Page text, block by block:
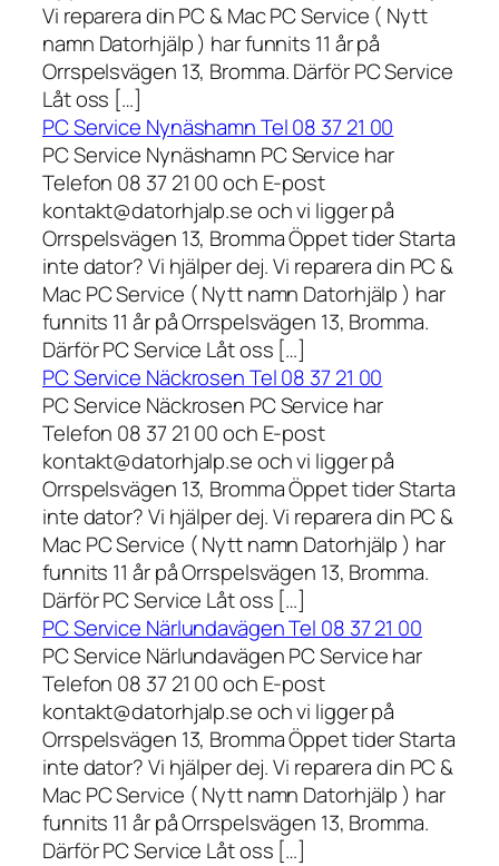
Vi reparera din PC & Mac PC Service ( Nytt
namn Datorhjälp ) har funnits 11 år på
Orrspelsvägen 13, Bromma. Därför PC Service
Låt oss […]
PC Service Nynäshamn Tel 08 37 21 00
PC Service Nynäshamn PC Service har
Telefon 08 37 21 00 och E-post
kontakt@datorhjalp.se och vi ligger på
Orrspelsvägen 13, Bromma Öppet tider Starta
inte dator? Vi hjälper dej. Vi reparera din PC &
Mac PC Service ( Nytt namn Datorhjälp ) har
funnits 11 år på Orrspelsvägen 13, Bromma.
Därför PC Service Låt oss […]
PC Service Näckrosen Tel 08 37 21 00
PC Service Näckrosen PC Service har
Telefon 08 37 21 00 och E-post
kontakt@datorhjalp.se och vi ligger på
Orrspelsvägen 13, Bromma Öppet tider Starta
inte dator? Vi hjälper dej. Vi reparera din PC &
Mac PC Service ( Nytt namn Datorhjälp ) har
funnits 11 år på Orrspelsvägen 13, Bromma.
Därför PC Service Låt oss […]
PC Service Närlundavägen Tel 08 37 21 00
PC Service Närlundavägen PC Service har
Telefon 08 37 21 00 och E-post
kontakt@datorhjalp.se och vi ligger på
Orrspelsvägen 13, Bromma Öppet tider Starta
inte dator? Vi hjälper dej. Vi reparera din PC &
Mac PC Service ( Nytt namn Datorhjälp ) har
funnits 11 år på Orrspelsvägen 13, Bromma.
Därför PC Service Låt oss […]